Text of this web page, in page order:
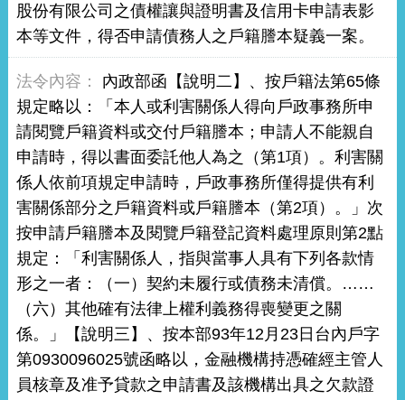
股份有限公司之債權讓與證明書及信用卡申請表影
本等文件，得否申請債務人之戶籍謄本疑義一案。
內政部函【說明二】、按戶籍法第65條
規定略以：「本人或利害關係人得向戶政事務所申
請閱覽戶籍資料或交付戶籍謄本；申請人不能親自
申請時，得以書面委託他人為之（第1項）。利害關
係人依前項規定申請時，戶政事務所僅得提供有利
害關係部分之戶籍資料或戶籍謄本（第2項）。」次
按申請戶籍謄本及閱覽戶籍登記資料處理原則第2點
規定：「利害關係人，指與當事人具有下列各款情
形之一者：（一）契約未履行或債務未清償。……
（六）其他確有法律上權利義務得喪變更之關
係。」【說明三】、按本部93年12月23日台內戶字
第0930096025號函略以，金融機構持憑確經主管人
員核章及准予貸款之申請書及該機構出具之欠款證